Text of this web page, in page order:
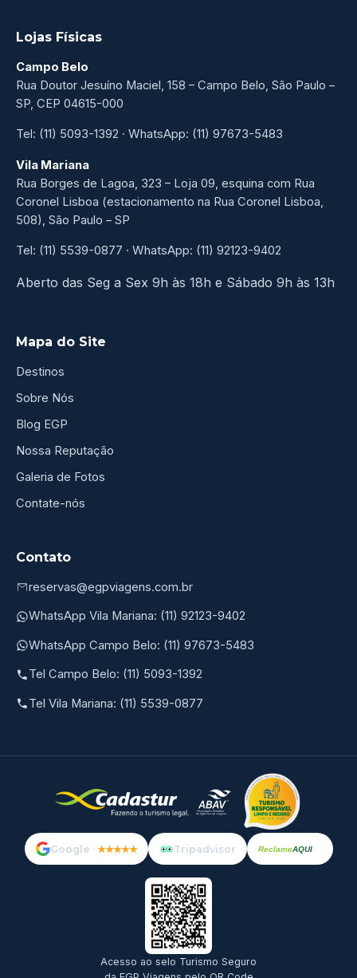
Lojas Físicas
Campo Belo
Rua Doutor Jesuíno Maciel, 158 – Campo Belo, São Paulo –
SP, CEP 04615-000
Tel: (11) 5093-1392 · WhatsApp: (11) 97673-5483
Vila Mariana
Rua Borges de Lagoa, 323 – Loja 09, esquina com Rua
Coronel Lisboa (estacionamento na Rua Coronel Lisboa,
508), São Paulo – SP
Tel: (11) 5539-0877 · WhatsApp: (11) 92123-9402
Aberto das Seg a Sex 9h às 18h e Sábado 9h às 13h
Mapa do Site
Destinos
Sobre Nós
Blog EGP
Nossa Reputação
Galeria de Fotos
Contate-nós
Contato
reservas@egpviagens.com.br
WhatsApp Vila Mariana: (11) 92123-9402
WhatsApp Campo Belo: (11) 97673-5483
Tel Campo Belo: (11) 5093-1392
Tel Vila Mariana: (11) 5539-0877
Google · ★★★★★ Tripadvisor ReclameAQUI
Acesso ao selo Turismo Seguro